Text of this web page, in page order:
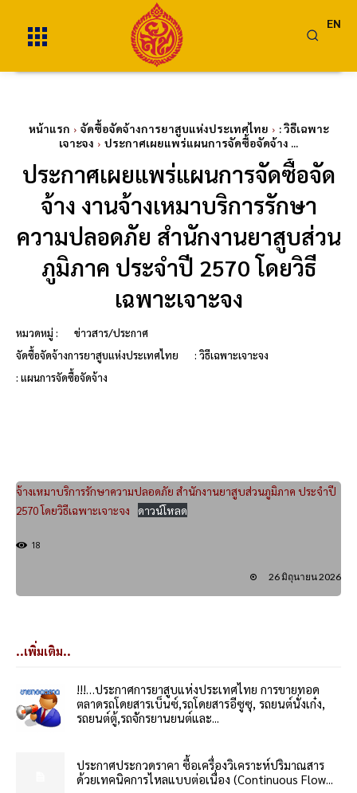
EN
หน้าแรก จัดซื้อจัดจ้างการยาสูบแห่งประเทศไทย
: วิธีเฉพาะ
เจาะจง
ประกาศเผยแพร่แผนการจัดซื้อจัดจ้าง ...
ประกาศเผยแพร่แผนการจัดซื้อจัด
จ้าง งานจ้างเหมาบริการรักษา
ความปลอดภัย สำนักงานยาสูบส่วน
ภูมิภาค ประจำปี 2570 โดยวิธี
เฉพาะเจาะจง
หมวดหมู่ :
ข่าวสาร/ประกาศ
จัดซื้อจัดจ้างการยาสูบแห่งประเทศไทย
: วิธีเฉพาะเจาะจง
: แผนการจัดซื้อจัดจ้าง
จ้างเหมาบริการรักษาความปลอดภัย สำนักงานยาสูบส่วนภูมิภาค ประจำปี
2570 โดยวิธีเฉพาะเจาะจง
ดาวน์โหลด
18
26 มิถุนายน 2026
..เพิ่มเติม..
!!!…ประกาศการยาสูบแห่งประเทศไทย การขายทอด
ตลาดรถโดยสารเบ็นซ์,รถโดยสารอีซูซุ, รถยนต์นั่งเก๋ง,
รถยนต์ตู้,รถจักรยานยนต์และ...
ประกาศประกวดราคา ซื้อเครื่องวิเคราะห์ปริมาณสาร
ด้วยเทคนิคการไหลแบบต่อเนื่อง (Continuous Flow...